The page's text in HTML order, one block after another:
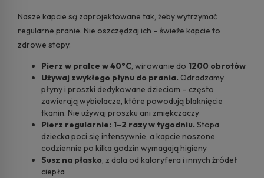
Nasze kapcie są zaprojektowane tak, żeby wytrzymać
regularne pranie. Nie oszczędzaj ich – świeże kapcie to
zdrowe stopy.
Pierz w pralce w 40°C, wirowanie do 1200 obrotów
Używaj zwykłego płynu do prania. Odradzamy
płyny i proszki dedykowane dzieciom – często
zawierają wybielacze, które powodują blaknięcie
tkanin. Nie używaj proszku ani zmiękczaczy
Pierz regularnie: 1–2 razy w tygodniu. Stopa
dziecka poci się intensywnie, a kapcie noszone
codziennie po kilka godzin wymagają higieny
Susz na płasko, z dala od kaloryfera i innych źródeł
ciepła